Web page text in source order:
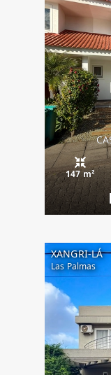
147 m²
XANGRI-LÁ
Las Palmas